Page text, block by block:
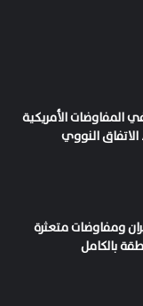
المفاوضات الأمريكية
الاتفاق النووي
ومفاوضات متعثرة
بالكامل